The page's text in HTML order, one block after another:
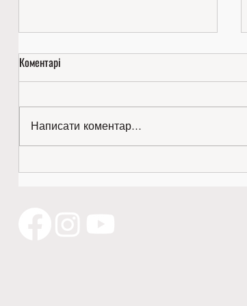
Золото міжнародної виставки —
Коментарі
Написати коментар...